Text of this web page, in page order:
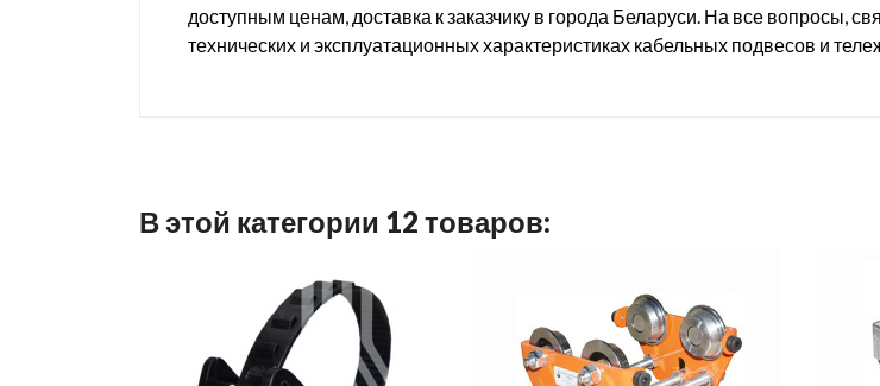
доступным ценам, доставка к заказчику в города Беларуси. На все вопросы,
технических и эксплуатационных характеристиках кабельных подвесов и
В этой категории 12 товаров: